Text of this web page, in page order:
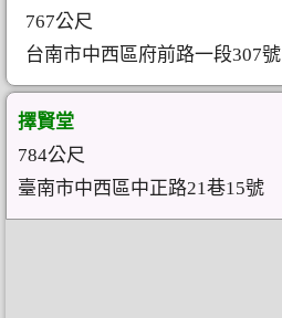
767公尺
台南市中西區府前路一段307號
擇賢堂
784公尺
臺南市中西區中正路21巷15號